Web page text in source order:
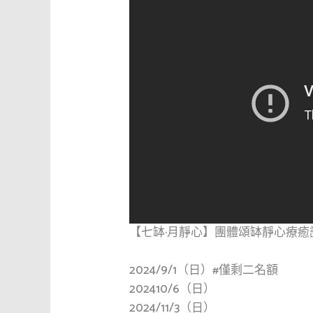
【七缽·月靜心】團體頌缽靜心療
2024/9/1（日）#僅剩二名額
202410/6（日）
2024/11/3（日）